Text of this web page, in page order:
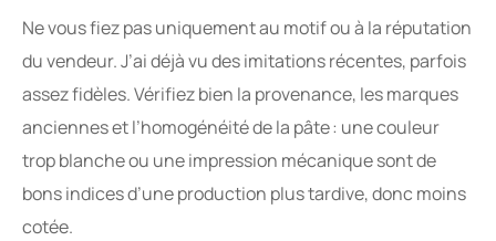
Ne vous fiez pas uniquement au motif ou à la réputation
du vendeur. J’ai déjà vu des imitations récentes, parfois
assez fidèles. Vérifiez bien la provenance, les marques
anciennes et l’homogénéité de la pâte : une couleur
trop blanche ou une impression mécanique sont de
bons indices d’une production plus tardive, donc moins
cotée.